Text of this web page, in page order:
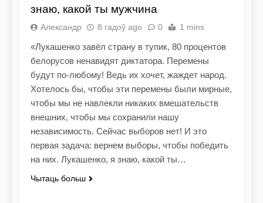
знаю, какой ты мужчина
Александр 8 гадоў ago 0 1 mins
«Лукашенко завёл страну в тупик, 80 процентов
белорусов ненавидят диктатора. Перемены
будут по-любому! Ведь их хочет, жаждет народ.
Хотелось бы, чтобы эти перемены были мирные,
чтобы мы не навлекли никаких вмешательств
внешних, чтобы мы сохранили нашу
независимость. Сейчас выборов нет! И это
первая задача: вернем выборы, чтобы победить
на них. Лукашенко, я знаю, какой ты…
Чытаць больш